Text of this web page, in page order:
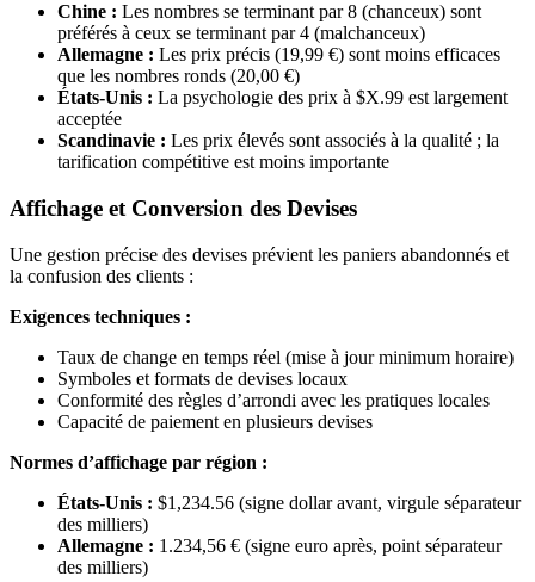
Chine : Les nombres se terminant par 8 (chanceux) sont
préférés à ceux se terminant par 4 (malchanceux)
Allemagne : Les prix précis (19,99 €) sont moins efficaces
que les nombres ronds (20,00 €)
États-Unis : La psychologie des prix à $X.99 est largement
acceptée
Scandinavie : Les prix élevés sont associés à la qualité ; la
tarification compétitive est moins importante
Affichage et Conversion des Devises
Une gestion précise des devises prévient les paniers abandonnés et
la confusion des clients :
Exigences techniques :
Taux de change en temps réel (mise à jour minimum horaire)
Symboles et formats de devises locaux
Conformité des règles d’arrondi avec les pratiques locales
Capacité de paiement en plusieurs devises
Normes d’affichage par région :
États-Unis : $1,234.56 (signe dollar avant, virgule séparateur
des milliers)
Allemagne : 1.234,56 € (signe euro après, point séparateur
des milliers)